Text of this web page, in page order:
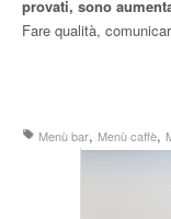
provati, sono
Fare qualità,
Menù bar, Menù caffè,